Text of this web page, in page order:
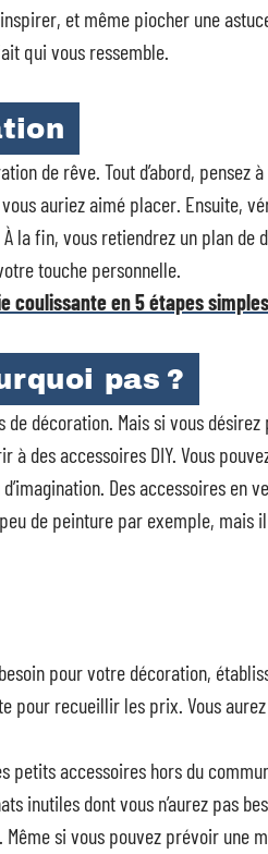
et même piocher une
qui vous ressemble.
de rêve. Tout d’abord, pensez
auriez aimé placer. Ensuite,
la fin, vous retiendrez un plan de
touche personnelle.
coulissante en 5 étapes simples
pas ?
décoration. Mais si vous
des accessoires DIY. Vous
Des accessoires en
de peinture par exemple, mais
pour votre décoration,
pour recueillir les prix. Vous
petits accessoires hors du
inutiles dont vous n’aurez pas
si vous pouvez prévoir une